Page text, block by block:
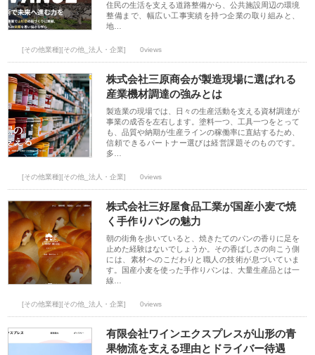
住民の生活を支える道路整備から、公共施設周辺の環境
整備まで、幅広い工事実績を持つ企業の取り組みと、
地…
[その他業種][その他_法人・企業] 0views
株式会社三原商会が製造現場に選ばれる
産業機材調達の強みとは
製造業の現場では、日々の生産活動を支える資材調達が
事業の成否を左右します。塗料一つ、工具一つをとって
も、品質や納期が生産ラインの稼働率に直結するため、
信頼できるパートナー選びは経営課題そのものです。
多…
[その他業種][その他_法人・企業] 0views
株式会社三好屋食品工業が国産小麦で焼
く手作りパンの魅力
朝の街角を歩いていると、焼きたてのパンの香りに足を
止めた経験はないでしょうか。その香ばしさの向こう側
には、素材へのこだわりと職人の技術が息づいていま
す。国産小麦を使った手作りパンは、大量生産品とは一
線…
[その他業種][その他_法人・企業] 0views
有限会社ワインエクスプレスが山形の青
果物流を支える理由とドライバー待遇